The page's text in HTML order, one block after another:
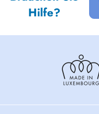
Hilfe?